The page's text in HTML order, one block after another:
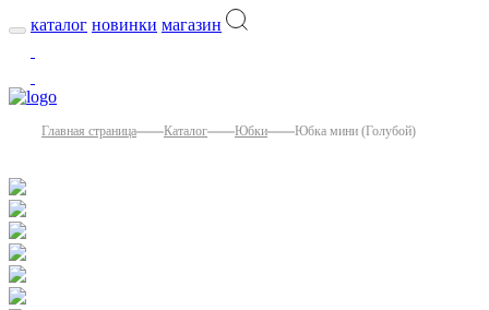
каталог новинки магазин
Главная страница Каталог Юбки Юбка мини (Голубой)